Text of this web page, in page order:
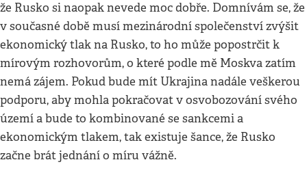
že Rusko si naopak nevede moc dobře. Domnívám se, že
v současné době musí mezinárodní společenství zvýšit
ekonomický tlak na Rusko, to ho může popostrčit k
mírovým rozhovorům, o které podle mě Moskva zatím
nemá zájem. Pokud bude mít Ukrajina nadále veškerou
podporu, aby mohla pokračovat v osvobozování svého
území a bude to kombinované se sankcemi a
ekonomickým tlakem, tak existuje šance, že Rusko
začne brát jednání o míru vážně.